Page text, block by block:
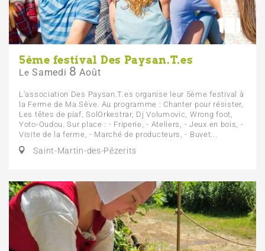
5ème festival Des Paysan.T.es
Le Samedi 8 Août
L'association Des Paysan.T.es organise leur 5ème festival à
la Ferme de Ma Sève. Au programme : Chanter pour résister,
Les têtes de piaf, SolOrkestrar, Dj Volumovic, Wrong foot,
Yoto-Oudou. Sur place : - Friperie, - Ateliers, - Jeux en bois, -
Visite de la ferme, - Marché de producteurs, - Buvet...
Saint-Martin-des-Pézerits